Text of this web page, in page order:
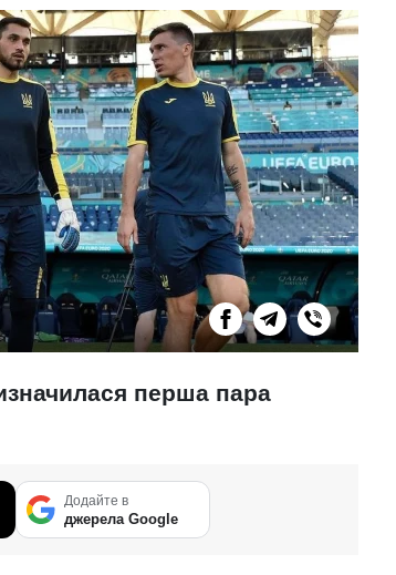
перша пара
Додайте в
джерела Google